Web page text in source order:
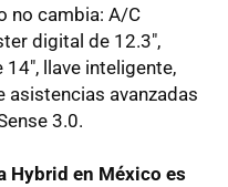
no cambia: A/C
digital de 12.3",
llave inteligente,
asistencias avanzadas
3.0.
Hybrid en México es